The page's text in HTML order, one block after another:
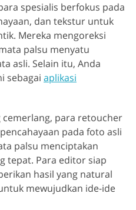
spesialis berfokus pada
dan tekstur untuk
Mereka mengoreksi
palsu menyatu
asli. Selain itu, Anda
sebagai aplikasi
para retoucher
pada foto asli
palsu menciptakan
tepat. Para editor siap
hasil yang natural
mewujudkan ide-ide